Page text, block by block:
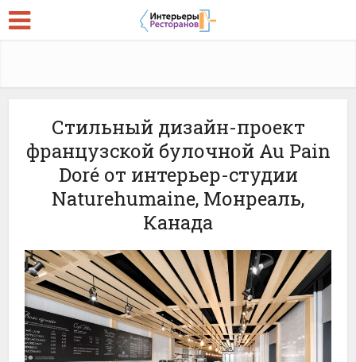
Стильный дизайн-проект
французской булочной Au Pain
Doré от интерьер-студии
Naturehumaine, Монреаль,
Канада